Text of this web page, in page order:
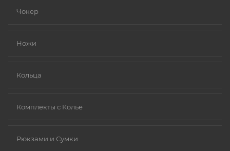
Чокер
Ножи
Кольца
Комплекты с Колье
Рюкзами и Сумки